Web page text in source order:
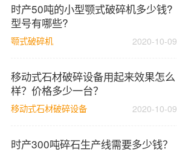
时产50吨的小型颚式破碎机多少钱?
型号有哪些?
颚式破碎机 2020-10-09
移动式石材破碎设备用起来效果怎么
样？价格多少一台？
移动式石材破碎设备 2020-10-09
时产300吨碎石生产线需要多少钱？